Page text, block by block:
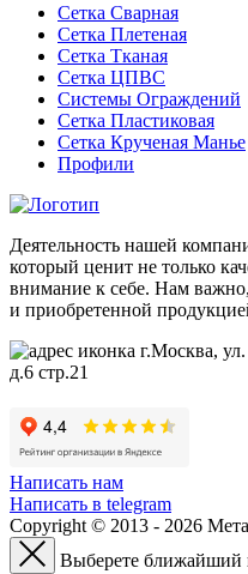
Сетка Сварная
Сетка Плетеная
Сетка Тканая
Сетка ЦПВС
Системы Ограждений
Сетка Пластиковая
Сетка Крученая Манье
Профили
Деятельность нашей
который ценит не только
внимание к себе. Нам
и приобретенной
г.Москва,
д.6 стр.21
Написать нам
Написать в telegram
Copyright © 2013 - 2026
Выберете ближайший